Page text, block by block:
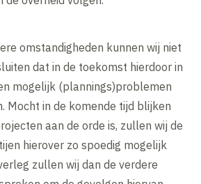
omstandigheden kunnen wij niet
dat in de toekomst hierdoor in
mogelijk (plannings)problemen
Mocht in de komende tijd blijken
aan de orde is, zullen wij de
hierover zo spoedig mogelijk
zullen wij dan de verdere